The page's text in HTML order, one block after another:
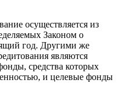
осуществляется из
Законом о
год. Другими же
являются
средства которых
и целевые фонды